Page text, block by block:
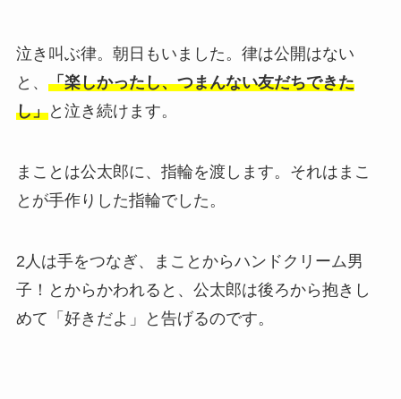
泣き叫ぶ律。朝日もいました。律は公開はない
と、 「楽しかったし、つまんない友だちできた
し」と泣き続けます。
まことは公太郎に、指輪を渡します。それはまこ
とが手作りした指輪でした。
2人は手をつなぎ、まことからハンドクリーム男
子！とからかわれると、公太郎は後ろから抱きし
めて「好きだよ」と告げるのです。